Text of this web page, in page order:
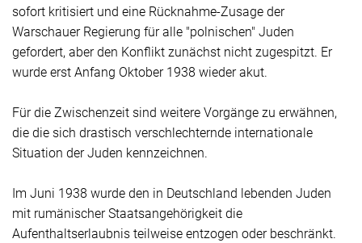
sofort kritisiert und eine Rücknahme-Zusage der
Warschauer Regierung für alle "polnischen" Juden
gefordert, aber den Konflikt zunächst nicht zugespitzt. Er
wurde erst Anfang Oktober 1938 wieder akut.
Für die Zwischenzeit sind weitere Vorgänge zu erwähnen,
die die sich drastisch verschlechternde internationale
Situation der Juden kennzeichnen.
Im Juni 1938 wurde den in Deutschland lebenden Juden
mit rumänischer Staatsangehörigkeit die
Aufenthaltserlaubnis teilweise entzogen oder beschränkt.